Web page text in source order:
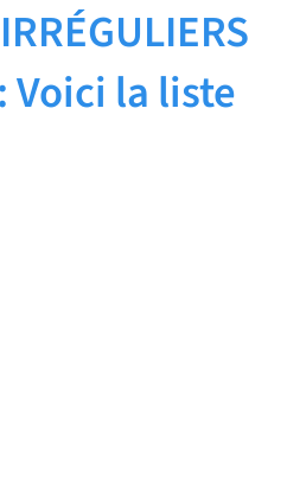
Voici la liste